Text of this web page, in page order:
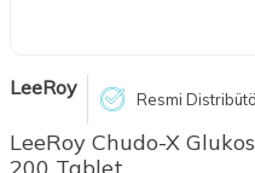
LeeRoy Resmi
LeeRoy Chudo-X